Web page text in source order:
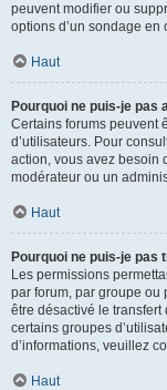
peuvent modifier ou
options d’un sondage en
Haut
Pourquoi ne puis-je pas
Certains forums peuvent
d’utilisateurs. Pour
action, vous avez besoin
modérateur ou un
Haut
Pourquoi ne puis-je
Les permissions
par forum, par groupe ou
être désactivé le
certains groupes
d’informations, veuillez
Haut